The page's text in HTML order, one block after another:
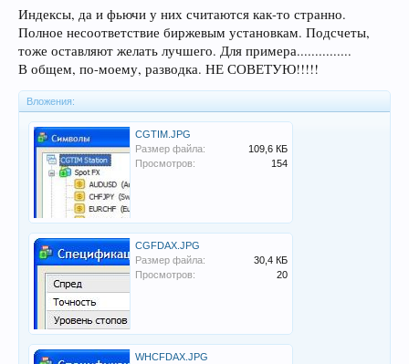
Индексы, да и фьючи у них считаются как-то странно.
Полное несоответствие биржевым установкам. Подсчеты,
тоже оставляют желать лучшего. Для примера...............
В общем, по-моему, разводка. НЕ СОВЕТУЮ!!!!!
Вложения:
CGTIM.JPG
Размер файла:
109,6 КБ
Просмотров:
154
CGFDAX.JPG
Размер файла:
30,4 КБ
Просмотров:
20
WHCFDAX.JPG